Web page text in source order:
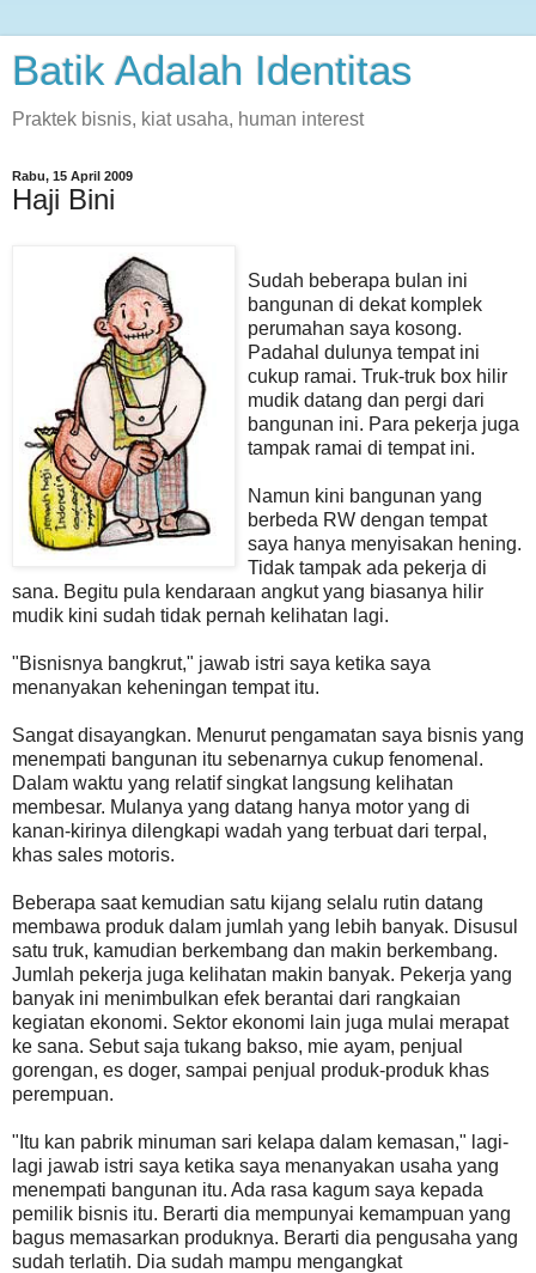
Batik Adalah Identitas
Praktek bisnis, kiat usaha, human interest
Rabu, 15 April 2009
Haji Bini
Sudah beberapa bulan ini
bangunan di dekat komplek
perumahan saya kosong.
Padahal dulunya tempat ini
cukup ramai. Truk-truk box hilir
mudik datang dan pergi dari
bangunan ini. Para pekerja juga
tampak ramai di tempat ini.
Namun kini bangunan yang
berbeda RW dengan tempat
saya hanya menyisakan hening.
Tidak tampak ada pekerja di
sana. Begitu pula kendaraan angkut yang biasanya hilir
mudik kini sudah tidak pernah kelihatan lagi.
"Bisnisnya bangkrut," jawab istri saya ketika saya
menanyakan keheningan tempat itu.
Sangat disayangkan. Menurut pengamatan saya bisnis yang
menempati bangunan itu sebenarnya cukup fenomenal.
Dalam waktu yang relatif singkat langsung kelihatan
membesar. Mulanya yang datang hanya motor yang di
kanan-kirinya dilengkapi wadah yang terbuat dari terpal,
khas sales motoris.
Beberapa saat kemudian satu kijang selalu rutin datang
membawa produk dalam jumlah yang lebih banyak. Disusul
satu truk, kamudian berkembang dan makin berkembang.
Jumlah pekerja juga kelihatan makin banyak. Pekerja yang
banyak ini menimbulkan efek berantai dari rangkaian
kegiatan ekonomi. Sektor ekonomi lain juga mulai merapat
ke sana. Sebut saja tukang bakso, mie ayam, penjual
gorengan, es doger, sampai penjual produk-produk khas
perempuan.
"Itu kan pabrik minuman sari kelapa dalam kemasan," lagi-
lagi jawab istri saya ketika saya menanyakan usaha yang
menempati bangunan itu. Ada rasa kagum saya kepada
pemilik bisnis itu. Berarti dia mempunyai kemampuan yang
bagus memasarkan produknya. Berarti dia pengusaha yang
sudah terlatih. Dia sudah mampu mengangkat